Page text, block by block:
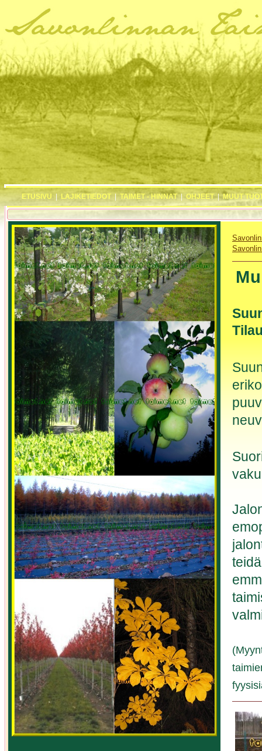
ETUSIVU LAJIKETIEDOT |TAIMET - HINNAT| OHJEET|MUUT